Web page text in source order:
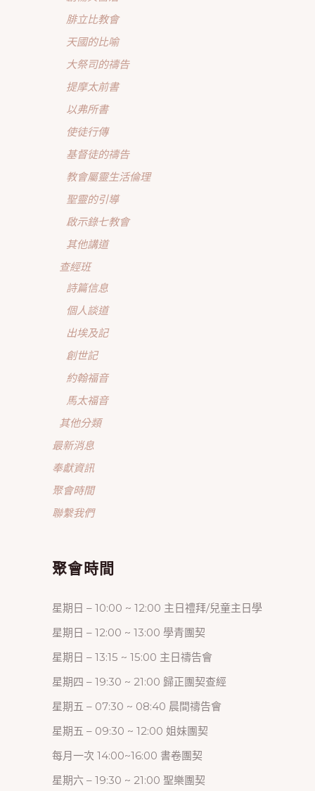
腓立比教會
天國的比喻
大祭司的禱告
提摩太前書
以弗所書
使徒行傳
基督徒的禱告
教會屬靈生活倫理
聖靈的引導
啟示錄七教會
其他講道
查經班
詩篇信息
個人談道
出埃及記
創世記
約翰福音
馬太福音
其他分類
最新消息
奉獻資訊
聚會時間
聯繫我們
聚會時間
星期日 – 10:00 ~ 12:00 主日禮拜/兒童主日學
星期日 – 12:00 ~ 13:00 學青團契
星期日 – 13:15 ~ 15:00 主日禱告會
星期四 – 19:30 ~ 21:00 歸正團契查經
星期五 – 07:30 ~ 08:40 晨間禱告會
星期五 – 09:30 ~ 12:00 姐妹團契
每月一次 14:00~16:00 書卷團契
星期六 – 19:30 ~ 21:00 聖樂團契